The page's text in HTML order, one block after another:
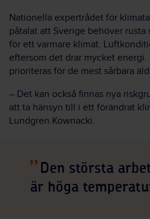
Nationella expertrådet för
påtalat att Sverige behöver
för ett varmare klimat.
eftersom det drar mycket
prioriteras för de mest sårbara
– Det kan också finnas nya
att ta hänsyn till i ett förändrat
Lundgren Kownacki.
Den största
är höga